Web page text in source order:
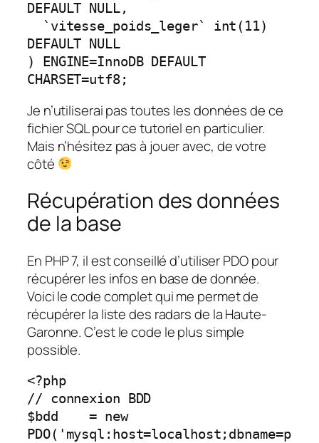
DEFAULT NULL,
DEFAULT NULL
) ENGINE=InnoDB DEFAULT
CHARSET=utf8;
Je n’utiliserai pas toutes les données de ce
fichier SQL pour ce tutoriel en particulier.
Mais n’hésitez pas à jouer avec, de votre
côté
Récupération des données
de la base
En PHP 7, il est conseillé d’utiliser PDO pour
récupérer les infos en base de donnée.
Voici le code complet qui me permet de
récupérer la liste des radars de la Haute-
Garonne. C’est le code le plus simple
possible.
<?php
// connexion BDD
$bdd    = new
PDO('mysql:host=localhost;dbname=p